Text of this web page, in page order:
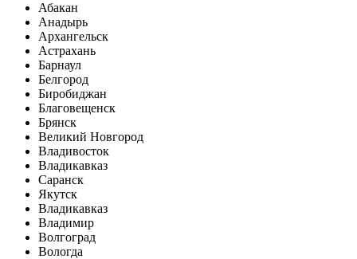
Абакан
Анадырь
Архангельск
Астрахань
Барнаул
Белгород
Биробиджан
Благовещенск
Брянск
Великий Новгород
Владивосток
Владикавказ
Саранск
Якутск
Владикавказ
Владимир
Волгоград
Вологда